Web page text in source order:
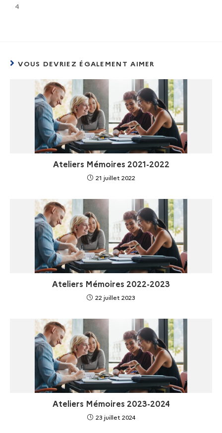
4
VOUS DEVRIEZ ÉGALEMENT AIMER
Ateliers Mémoires 2021-2022
21 juillet 2022
Ateliers Mémoires 2022-2023
22 juillet 2023
Ateliers Mémoires 2023-2024
23 juillet 2024